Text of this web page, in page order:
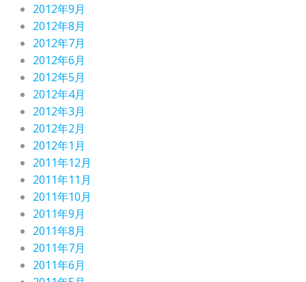
2012年9月
2012年8月
2012年7月
2012年6月
2012年5月
2012年4月
2012年3月
2012年2月
2012年1月
2011年12月
2011年11月
2011年10月
2011年9月
2011年8月
2011年7月
2011年6月